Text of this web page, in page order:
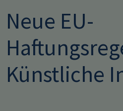
Neue EU-
Künstliche